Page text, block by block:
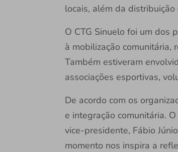
locais, além da
O CTG Sinuelo foi um dos
à mobilização comunitária,
Também estiveram
associações esportivas,
De acordo com os
e integração comunitária.
vice-presidente, Fábio
momento nos inspira a